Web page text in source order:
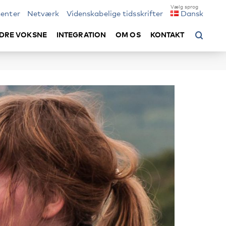
Netværk Videnskabelige tidsskrifter Dansk
VOKSNE INTEGRATION OM OS KONTAKT